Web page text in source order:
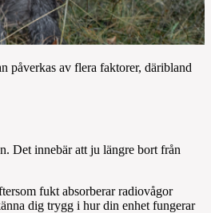
påverkas av flera faktorer, däribland
Det innebär att ju längre bort från
fukt absorberar radiovågor
dig trygg i hur din enhet fungerar